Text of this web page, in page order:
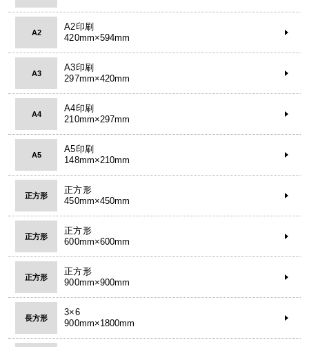
A2
A2印刷
420mm×594mm
A3
A3印刷
297mm×420mm
A4
A4印刷
210mm×297mm
A5
A5印刷
148mm×210mm
正方形
正方形
450mm×450mm
正方形
正方形
600mm×600mm
正方形
正方形
900mm×900mm
長方形
3×6
900mm×1800mm